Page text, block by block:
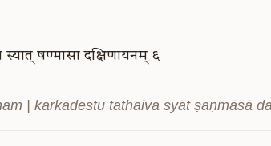
स्यात् षण्मासा दक्षिणायनम् ६
| karkādestu tathaiva syāt ṣaṇmāsā